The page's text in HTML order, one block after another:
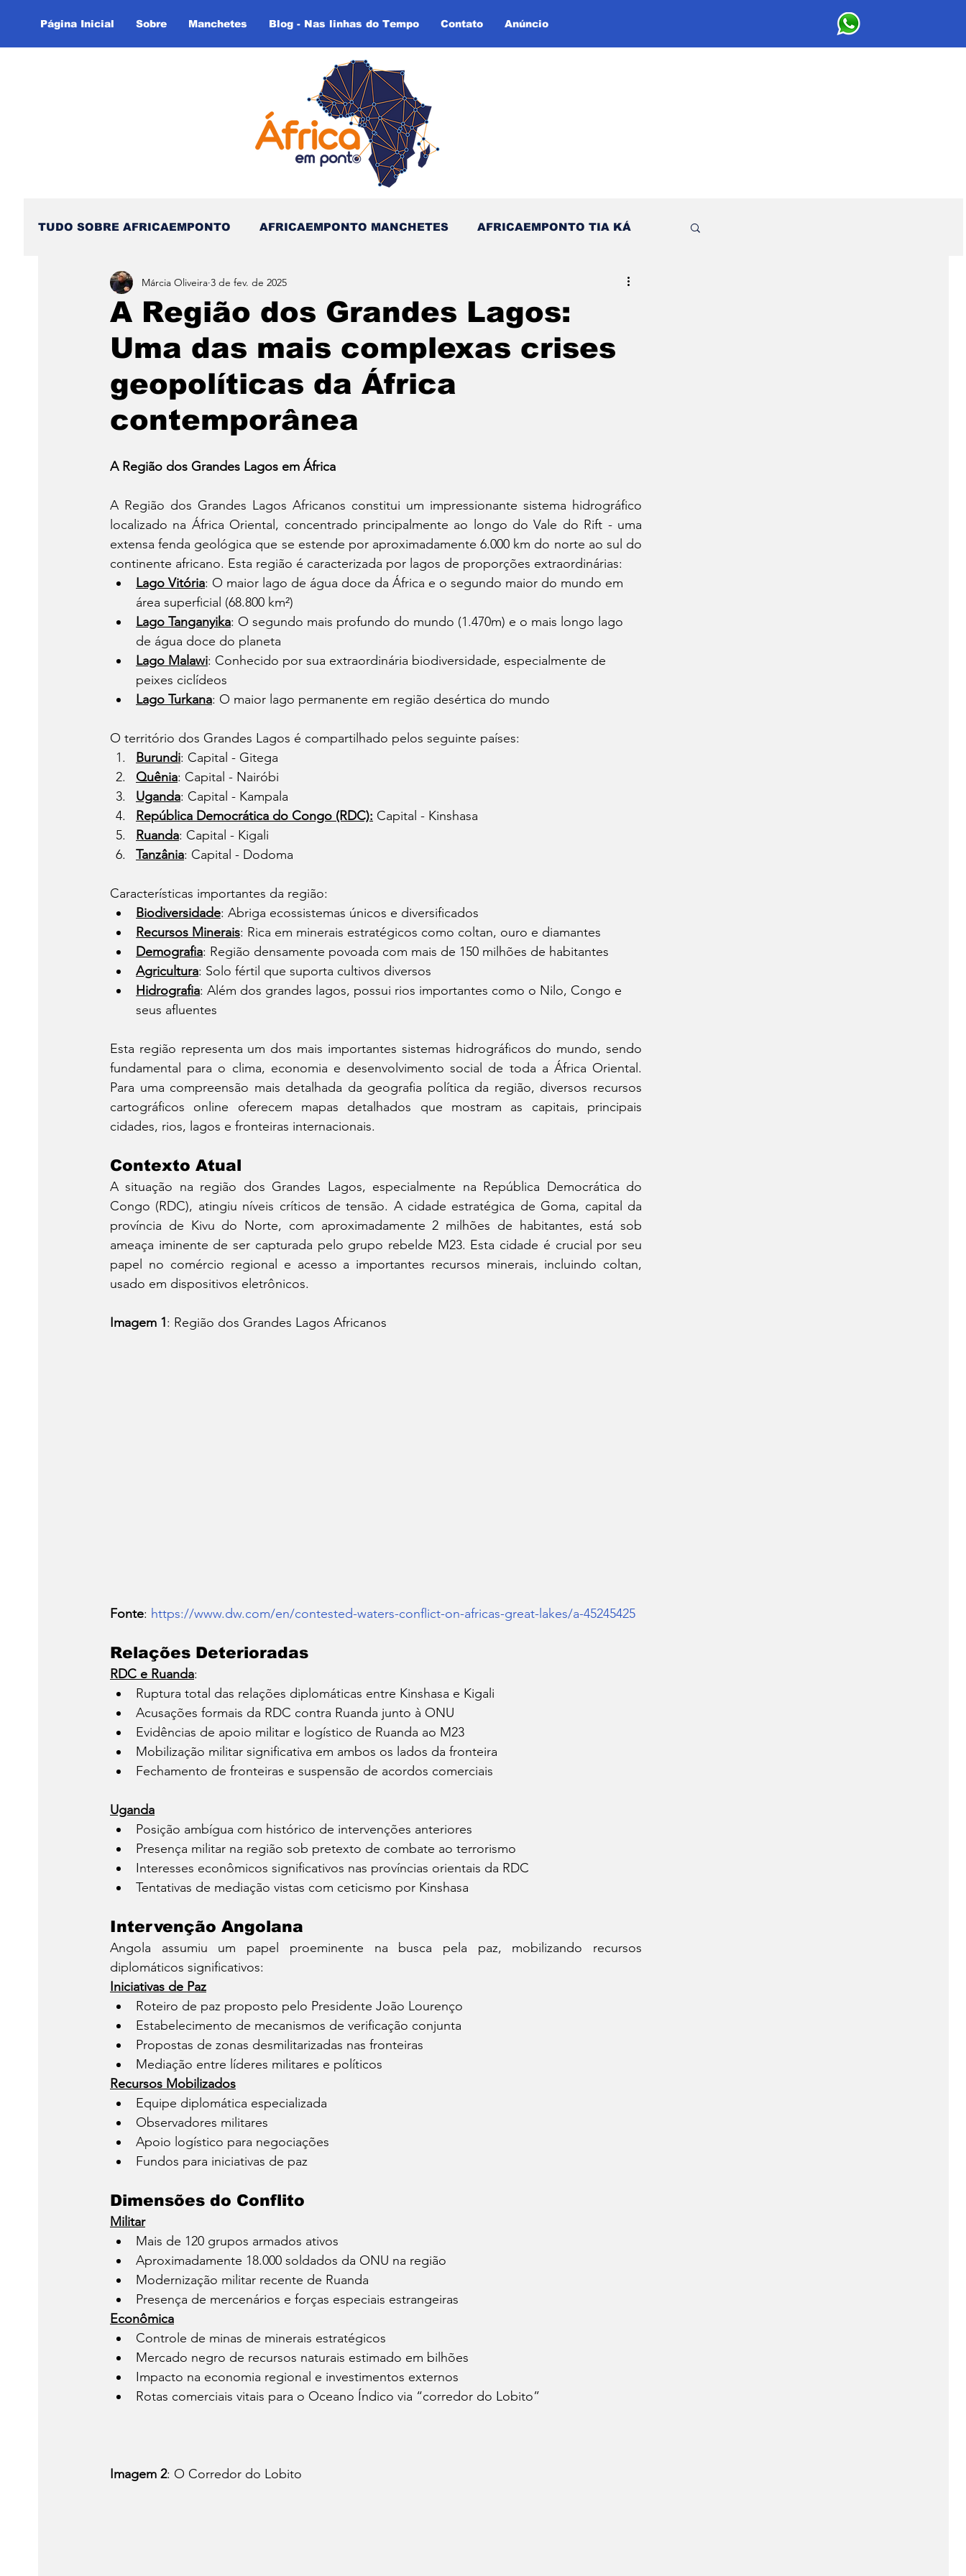
Página Inicial Sobre Manchetes Blog - Nas linhas do Tempo Contato Anúncio
TUDO SOBRE AFRICAEMPONTO AFRICAEMPONTO MANCHETES AFRICAEMPONTO TIA KÁ
Nas Linhas do Tempo - (Blog) Nas linhas do Tempo (Blog - Inglês)
A Região dos Grandes Lagos:
Uma das mais complexas crises
geopolíticas da África
contemporânea
Márcia Oliveira 3 de fev. de 2025
A Região dos Grandes Lagos em África
A Região dos Grandes Lagos Africanos constitui um impressionante sistema hidrográfico
localizado na África Oriental, concentrado principalmente ao longo do Vale do Rift - uma
extensa fenda geológica que se estende por aproximadamente 6.000 km do norte ao sul do
continente africano. Esta região é caracterizada por lagos de proporções extraordinárias:
Lago Vitória: O maior lago de água doce da África e o segundo maior do mundo em
área superficial (68.800 km²)
Lago Tanganyika: O segundo mais profundo do mundo (1.470m) e o mais longo lago
de água doce do planeta
Lago Malawi: Conhecido por sua extraordinária biodiversidade, especialmente de
peixes ciclídeos
Lago Turkana: O maior lago permanente em região desértica do mundo
O território dos Grandes Lagos é compartilhado pelos seguinte países:
Burundi: Capital - Gitega
Quênia: Capital - Nairóbi
Uganda: Capital - Kampala
República Democrática do Congo (RDC): Capital - Kinshasa
Ruanda: Capital - Kigali
Tanzânia: Capital - Dodoma
Características importantes da região:
Biodiversidade: Abriga ecossistemas únicos e diversificados
Recursos Minerais: Rica em minerais estratégicos como coltan, ouro e diamantes
Demografia: Região densamente povoada com mais de 150 milhões de habitantes
Agricultura: Solo fértil que suporta cultivos diversos
Hidrografia: Além dos grandes lagos, possui rios importantes como o Nilo, Congo e
seus afluentes
Esta região representa um dos mais importantes sistemas hidrográficos do mundo, sendo
fundamental para o clima, economia e desenvolvimento social de toda a África Oriental.
Para uma compreensão mais detalhada da geografia política da região, diversos recursos
cartográficos online oferecem mapas detalhados que mostram as capitais, principais
cidades, rios, lagos e fronteiras internacionais.
Contexto Atual
A situação na região dos Grandes Lagos, especialmente na República Democrática do
Congo (RDC), atingiu níveis críticos de tensão. A cidade estratégica de Goma, capital da
província de Kivu do Norte, com aproximadamente 2 milhões de habitantes, está sob
ameaça iminente de ser capturada pelo grupo rebelde M23. Esta cidade é crucial por seu
papel no comércio regional e acesso a importantes recursos minerais, incluindo coltan,
usado em dispositivos eletrônicos.
Imagem 1: Região dos Grandes Lagos Africanos
Fonte: https://www.dw.com/en/contested-waters-conflict-on-africas-great-lakes/a-45245425
Relações Deterioradas
RDC e Ruanda:
Ruptura total das relações diplomáticas entre Kinshasa e Kigali
Acusações formais da RDC contra Ruanda junto à ONU
Evidências de apoio militar e logístico de Ruanda ao M23
Mobilização militar significativa em ambos os lados da fronteira
Fechamento de fronteiras e suspensão de acordos comerciais
Uganda
Posição ambígua com histórico de intervenções anteriores
Presença militar na região sob pretexto de combate ao terrorismo
Interesses econômicos significativos nas províncias orientais da RDC
Tentativas de mediação vistas com ceticismo por Kinshasa
Intervenção Angolana
Angola assumiu um papel proeminente na busca pela paz, mobilizando recursos
diplomáticos significativos:
Iniciativas de Paz
Roteiro de paz proposto pelo Presidente João Lourenço
Estabelecimento de mecanismos de verificação conjunta
Propostas de zonas desmilitarizadas nas fronteiras
Mediação entre líderes militares e políticos
Recursos Mobilizados
Equipe diplomática especializada
Observadores militares
Apoio logístico para negociações
Fundos para iniciativas de paz
Dimensões do Conflito
Militar
Mais de 120 grupos armados ativos
Aproximadamente 18.000 soldados da ONU na região
Modernização militar recente de Ruanda
Presença de mercenários e forças especiais estrangeiras
Econômica
Controle de minas de minerais estratégicos
Mercado negro de recursos naturais estimado em bilhões
Impacto na economia regional e investimentos externos
Rotas comerciais vitais para o Oceano Índico via “corredor do Lobito”
Imagem 2: O Corredor do Lobito